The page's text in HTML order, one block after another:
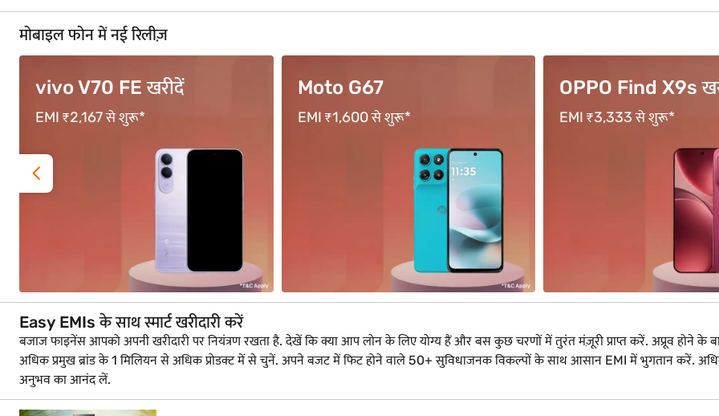
मोबाइल फोन में नई रिलीज़
Moto G67
EMI ₹1,600 से शुरू*
OPPO Find X9s खरीदें
EMI ₹3,333 से शुरू*
vivo Y400 Pro
18 महीने तक की अवधि
Easy EMIs के साथ स्मार्ट खरीदारी करें
बजाज फाइनेंस आपको अपनी खरीदारी पर नियंत्रण रखता है. देखें कि क्या आप लोन के लिए योग्य हैं और बस कुछ चरणों में तुरंत मंज़ूरी प्राप्त करें. अप्रूव होने के
अधिक प्रमुख ब्रांड के 1 मिलियन से अधिक प्रोडक्ट में से चुनें. अपने बजट में फिट होने वाले 50+ सुविधाजनक विकल्पों के साथ आसान EMI में भुगतान करें.
अनुभव का आनंद लें.